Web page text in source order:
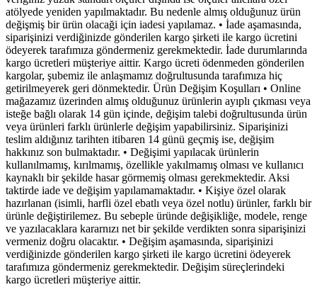
atölyede yeniden yapılmaktadır. Bu nedenle almış olduğunuz ürün
değişmiş bir ürün olacaği için iadesi yapılamaz. • İade aşamasında,
siparişinizi verdiğinizde gönderilen kargo şirketi ile kargo ücretini
ödeyerek tarafımıza göndermeniz gerekmektedir. İade durumlarında
kargo ücretleri müşteriye aittir. Kargo ücreti ödenmeden gönderilen
kargolar, şubemiz ile anlaşmamız doğrultusunda tarafımıza hiç
getirilmeyerek geri dönmektedir. Ürün Değişim Koşulları • Online
mağazamız üzerinden almış olduğunuz ürünlerin ayıplı çıkması veya
isteğe bağlı olarak 14 gün içinde, değişim talebi doğrultusunda ürün
veya ürünleri farklı ürünlerle değişim yapabilirsiniz. Siparişinizi
teslim aldığınız tarihten itibaren 14 günü geçmiş ise, değişim
hakkınız son bulmaktadır. • Değişimi yapılacak ürünlerin
kullanılmamış, kırılmamış, özellikle yakılmamış olması ve kullanıcı
kaynaklı bir şekilde hasar görmemiş olması gerekmektedir. Aksi
taktirde iade ve değişim yapılamamaktadır. • Kişiye özel olarak
hazırlanan (isimli, harfli özel ebatlı veya özel notlu) ürünler, farklı bir
ürünle değiştirilemez. Bu sebeple üründe değişikliğe, modele, renge
ve yazılacaklara kararnızı net bir şekilde verdikten sonra siparişinizi
vermeniz doğru olacaktır. • Değişim aşamasında, siparişinizi
verdiğinizde gönderilen kargo şirketi ile kargo ücretini ödeyerek
tarafımıza göndermeniz gerekmektedir. Değişim süreçlerindeki
kargo ücretleri müşteriye aittir.